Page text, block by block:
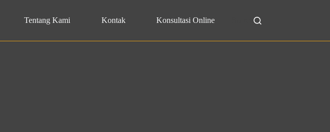
Tentang Kami Kontak Konsultasi Online